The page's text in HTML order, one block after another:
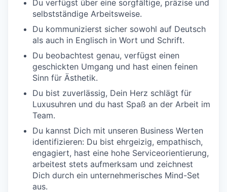
Du verfügst über eine sorgfältige, präzise und
selbstständige Arbeitsweise.
Du kommunizierst sicher sowohl auf Deutsch
als auch in Englisch in Wort und Schrift.
Du beobachtest genau, verfügst einen
geschickten Umgang und hast einen feinen
Sinn für Ästhetik.
Du bist zuverlässig, Dein Herz schlägt für
Luxusuhren und du hast Spaß an der Arbeit im
Team.
Du kannst Dich mit unseren Business Werten
identifizieren: Du bist ehrgeizig, empathisch,
engagiert, hast eine hohe Serviceorientierung,
arbeitest stets aufmerksam und zeichnest
Dich durch ein unternehmerisches Mind-Set
aus.